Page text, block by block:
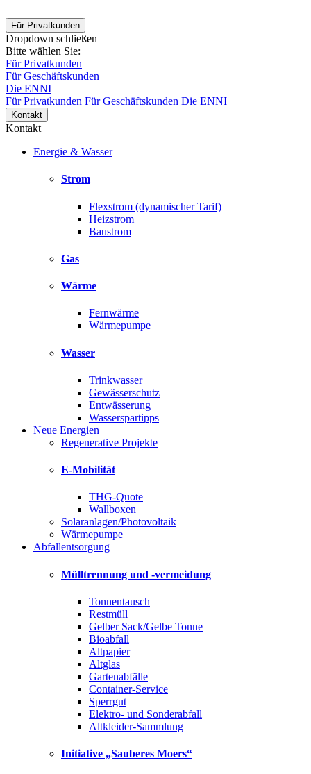
Für Privatkunden
Dropdown schließen
Bitte wählen Sie:
Für Privatkunden
Für Geschäftskunden
Die ENNI
Für Privatkunden Für Geschäftskunden Die ENNI
Kontakt
Kontakt
Energie & Wasser
Strom
Flexstrom (dynamischer Tarif)
Heizstrom
Baustrom
Gas
Wärme
Fernwärme
Wärmepumpe
Wasser
Trinkwasser
Gewässerschutz
Entwässerung
Wasserspartipps
Neue Energien
Regenerative Projekte
E-Mobilität
THG-Quote
Wallboxen
Solaranlagen/Photovoltaik
Wärmepumpe
Abfallentsorgung
Mülltrennung und -vermeidung
Tonnentausch
Restmüll
Gelber Sack/Gelbe Tonne
Bioabfall
Altpapier
Altglas
Gartenabfälle
Container-Service
Sperrgut
Elektro- und Sonderabfall
Altkleider-Sammlung
Initiative „Sauberes Moers“